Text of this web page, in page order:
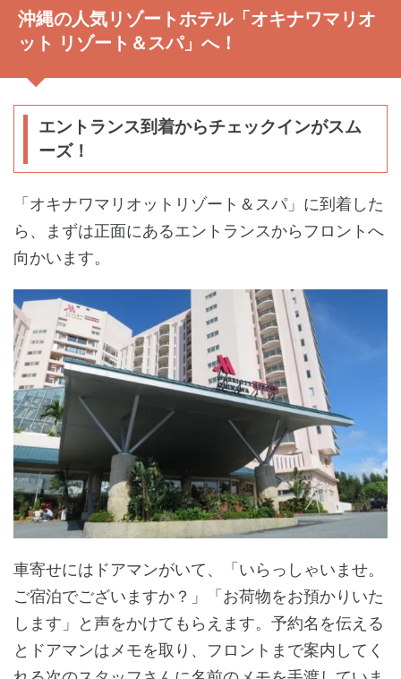
沖縄の人気リゾートホテル「オキナワマリオ
ット リゾート＆スパ」へ！
エントランス到着からチェックインがスム
ーズ！
「オキナワマリオットリゾート＆スパ」に到着した
ら、まずは正面にあるエントランスからフロントへ
向かいます。
車寄せにはドアマンがいて、「いらっしゃいませ。
ご宿泊でございますか？」「お荷物をお預かりいた
します」と声をかけてもらえます。予約名を伝える
とドアマンはメモを取り、フロントまで案内してく